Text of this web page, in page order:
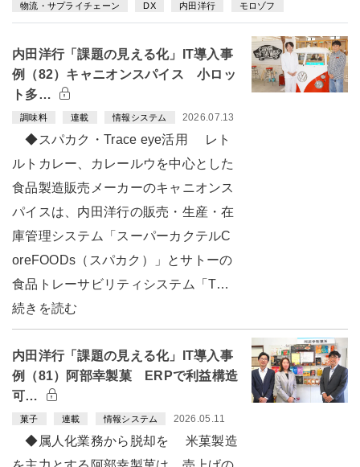
物流・サプライチェーン DX 内田洋行 モロゾフ
内田洋行「課題の見える化」IT導入事
例（82）キャニオンスパイス 小ロッ
ト多…
調味料 連載 情報システム 2026.07.13
◆スパカク・Trace eye活用 レト
ルトカレー、カレールウを中心とした
食品製造販売メーカーのキャニオンス
パイスは、内田洋行の販売・生産・在
庫管理システム「スーパーカクテルC
oreFOODs（スパカク）」とサトーの
食品トレーサビリティシステム「T…
続きを読む
内田洋行「課題の見える化」IT導入事
例（81）阿部幸製菓 ERPで利益構造
可…
菓子 連載 情報システム 2026.05.11
◆属人化業務から脱却を 米菓製造